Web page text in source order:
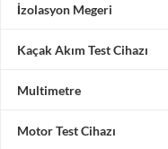
İzolasyon Megeri
Kaçak Akım Test Cihazı
Multimetre
Motor Test Cihazı